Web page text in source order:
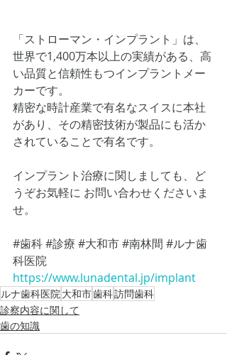
「ストローマン・インプラント」は、
世界で1,400万本以上の実績がある、高
い品質と信頼性もつインプラントメー
カーです。
精密な時計産業で有名なスイスに本社
があり、その精密技術が製品にも活か
されていることで有名です。
インプラント治療に関しましても、ど
うぞお気軽に お問い合わせくださいま
せ。
#歯科#診療 #大和市#南林間 #ルナ歯
科医院
https://www.lunadental.jp/implant
ルナ歯科医院 大和市歯科訪問歯科
診察内容に関して
歯の知識